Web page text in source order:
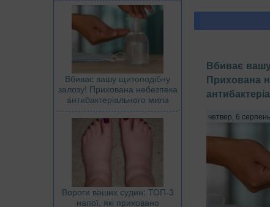
Вбиває вашу щитоподібну
залозу! Прихована небезпека
антибактеріального мила
Вороги ваших судин: ТОП-3
напої, які приховано
Вбиває
Прихована
четвер, 6